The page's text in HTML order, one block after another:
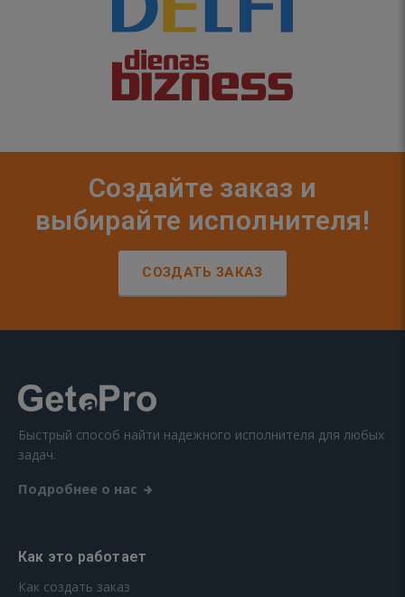
Создайте заказ и
выбирайте исполнителя!
СОЗДАТЬ ЗАКАЗ
Быстрый способ найти надежного исполнителя для любых
задач.
Подробнее о нас
Как это работает
Как создать заказ